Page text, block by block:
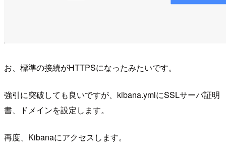
お、標準の接続がHTTPSになったみたいです。
強引に突破しても良いですが、kibana.ymlにSSLサーバ証明
書、ドメインを設定します。
再度、Kibanaにアクセスします。